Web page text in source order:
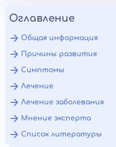
Оглавление
Общая информация
Причины развития
Симптомы
Лечение
Лечение заболевания
Мнение эксперта
Список литературы